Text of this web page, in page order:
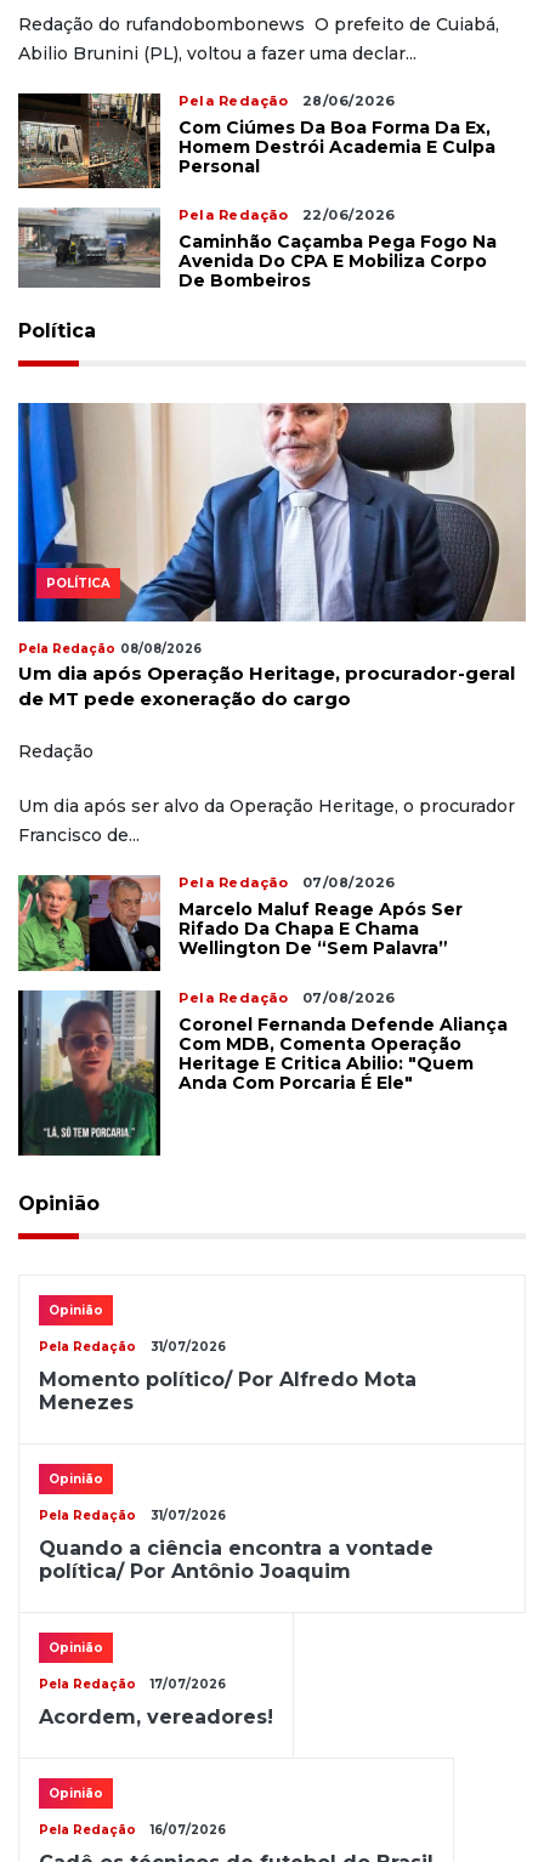
Redação do rufandobombonews O prefeito de Cuiabá,
Abilio Brunini (PL), voltou a fazer uma declar...
Pela Redação 28/06/2026
Com Ciúmes Da Boa Forma Da Ex,
Homem Destrói Academia E Culpa
Personal
Pela Redação 22/06/2026
Caminhão Caçamba Pega Fogo Na
Avenida Do CPA E Mobiliza Corpo
De Bombeiros
Política
POLÍTICA
Pela Redação 08/08/2026
Um dia após Operação Heritage, procurador-geral
de MT pede exoneração do cargo
Redação
Um dia após ser alvo da Operação Heritage, o procurador
Francisco de...
Pela Redação 07/08/2026
Marcelo Maluf Reage Após Ser
Rifado Da Chapa E Chama
Wellington De “sem Palavra”
Pela Redação 07/08/2026
Coronel Fernanda Defende Aliança
Com MDB, Comenta Operação
Heritage E Critica Abilio: "Quem
Anda Com Porcaria É Ele"
Opinião
Opinião
Pela Redação 31/07/2026
Momento político/ Por Alfredo Mota
Menezes
Opinião
Pela Redação 31/07/2026
Quando a ciência encontra a vontade
política/ Por Antônio Joaquim
Opinião
Pela Redação 17/07/2026
Acordem, vereadores!
Opinião
Pela Redação 16/07/2026